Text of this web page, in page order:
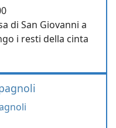
di San Giovanni a
i resti della cinta